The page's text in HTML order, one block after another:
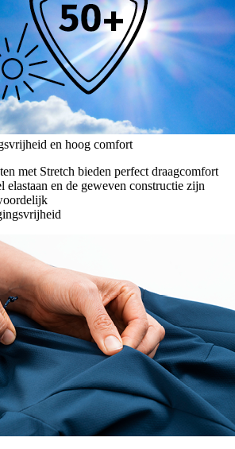
en hoog comfort
met Stretch bieden perfect draagcomfort
elastaan en de geweven constructie zijn